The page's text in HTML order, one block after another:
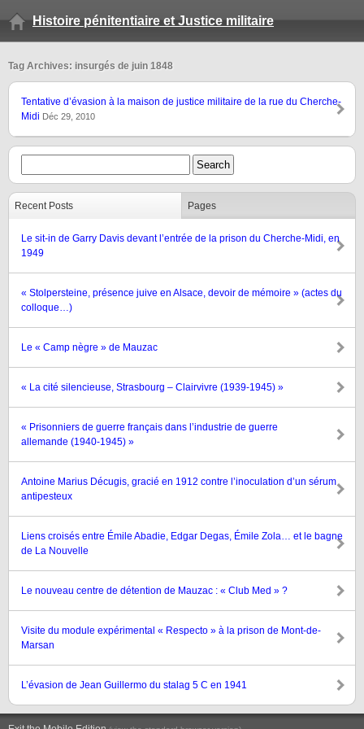
Histoire pénitentiaire et Justice militaire
Tag Archives: insurgés de juin 1848
Tentative d’évasion à la maison de justice militaire de la rue du Cherche-
Midi Déc 29, 2010
Recent Posts Pages
Le sit-in de Garry Davis devant l’entrée de la prison du Cherche-Midi, en
1949
« Stolpersteine, présence juive en Alsace, devoir de mémoire » (actes du
colloque…)
Le « Camp nègre » de Mauzac
« La cité silencieuse, Strasbourg – Clairvivre (1939-1945) »
« Prisonniers de guerre français dans l’industrie de guerre
allemande (1940-1945) »
Antoine Marius Décugis, gracié en 1912 contre l’inoculation d’un sérum
antipesteux
Liens croisés entre Émile Abadie, Edgar Degas, Émile Zola… et le bagne
de La Nouvelle
Le nouveau centre de détention de Mauzac : « Club Med » ?
Visite du module expérimental « Respecto » à la prison de Mont-de-
Marsan
L’évasion de Jean Guillermo du stalag 5 C en 1941